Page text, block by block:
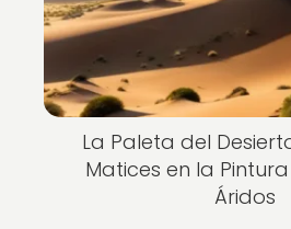
La Paleta del
Matices en la
Áridos